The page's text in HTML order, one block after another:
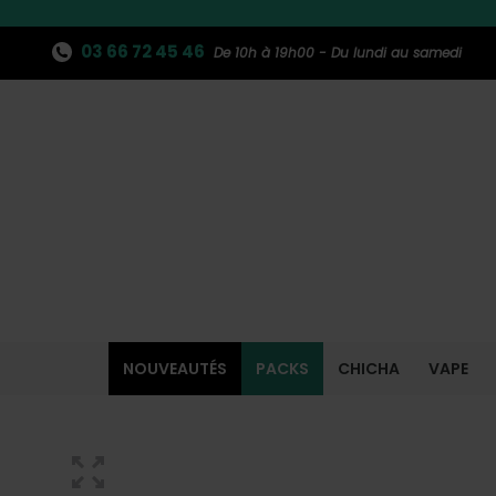
03 66 72 45 46 De 10h à 19h00 - Du lundi au samedi
NOUVEAUTÉS PACKS CHICHA VAPE